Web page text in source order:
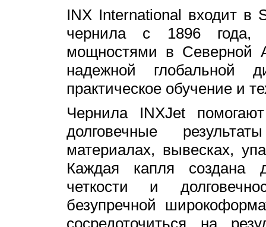
INX International входит в
чернила с 1896 года,
мощностями в Северной
надежной глобальной
практическое обучение и
Чернила INXJet
долговечные
материалах, вывесках,
Каждая капля создана
четкости и
безупречной
сосредоточиться на